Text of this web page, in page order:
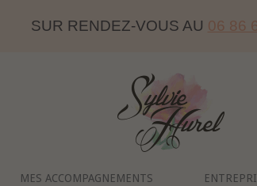
SUR RENDEZ-VOUS AU 06 86
Home
MES ACCOMPAGNEMENTS